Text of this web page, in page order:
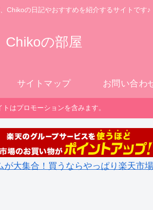
Chikoの日記やおすすめを紹介するサイトです♪
Chikoの部屋
サイトマップ お問い合わ
トはプロモーションを含みます。
が大集合！買うならやっぱり楽天市場